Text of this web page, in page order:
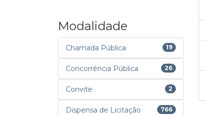
Modalidade
Chamada Pública 19
Concorrência Pública 26
Convite 2
Dispensa de Licitação 766